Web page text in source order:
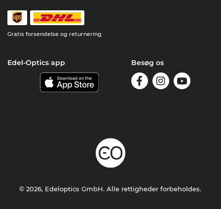
Gratis forsendelse og returnering
Edel-Optics app Besøg os
© 2026, Edeloptics GmbH. Alle rettigheder forbeholdes.